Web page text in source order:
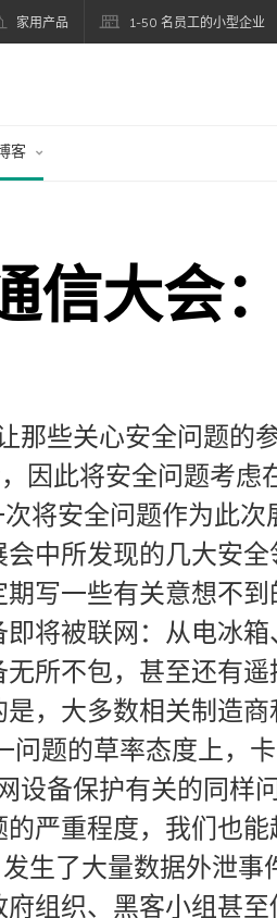
家用产品 1-50 名员工的小型企业
客
信大会
那些关心安全问题的
因此将安全问题考
将安全问题作为此
中所发现的几大安
写一些有关意想不
将被联网：从电冰
所不包，甚至还有
，大多数相关制造
题的草率态度上，
设备保护有关的同样
严重程度，我们也能
生了大量数据外泄事
组织、黑客小组甚